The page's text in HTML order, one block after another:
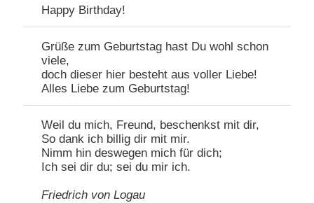
Happy Birthday!
Grüße zum Geburtstag hast Du wohl schon
viele,
doch dieser hier besteht aus voller Liebe!
Alles Liebe zum Geburtstag!
Weil du mich, Freund, beschenkst mit dir,
So dank ich billig dir mit mir.
Nimm hin deswegen mich für dich;
Ich sei dir du; sei du mir ich.
Friedrich von Logau